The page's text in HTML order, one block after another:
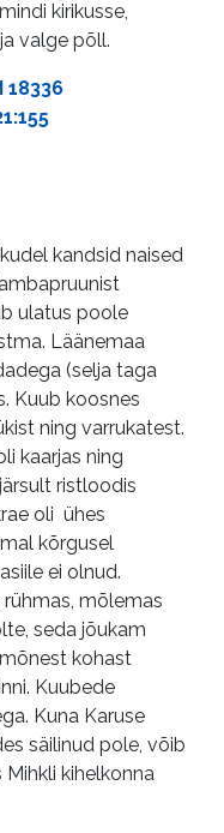
kirikusse,
valge põll.
18336
kandsid naised
ulatus poole
Läänemaa
(selja taga
Kuub koosnes
ning varrukatest.
kaarjas ning
ristloodis
oli ühes
kõrgusel
ei olnud.
mõlemas
seda jõukam
kohast
Kuubede
Kuna Karuse
säilinud pole, võib
kihelkonna